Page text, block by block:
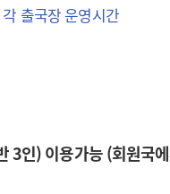
출국장 운영시간
3인) 이용가능 (회원국